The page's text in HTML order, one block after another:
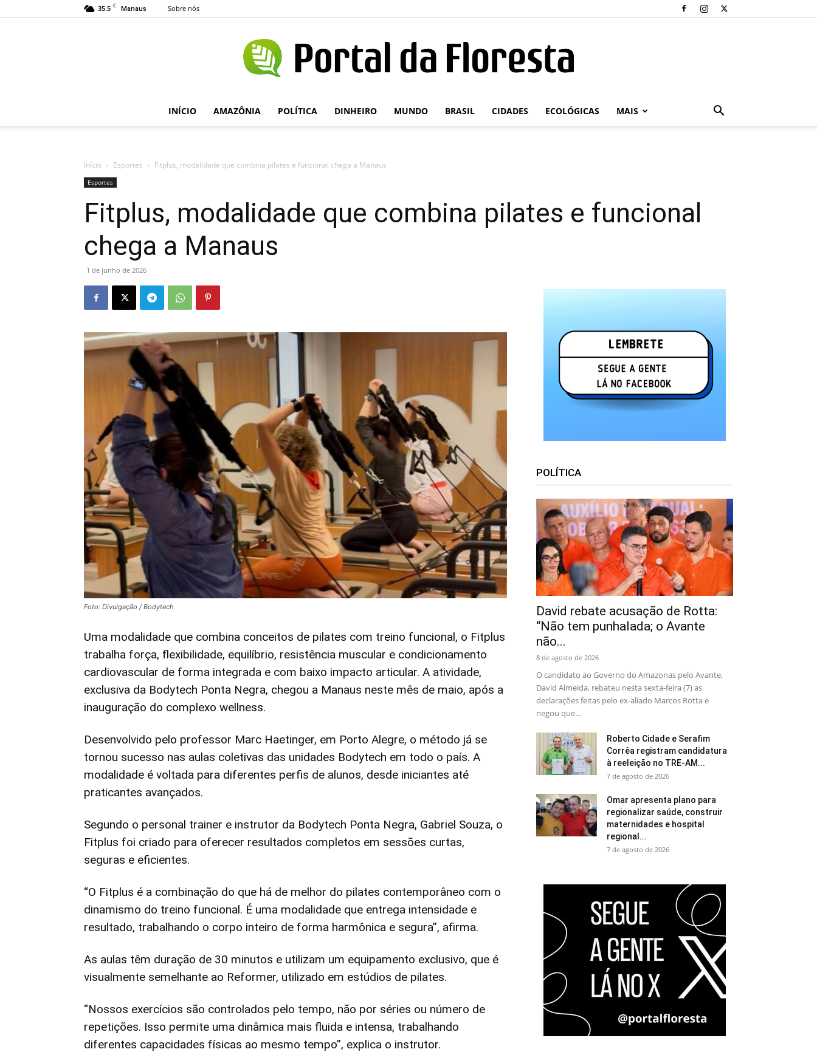
35.5 C Manaus Sobre nós
Portal
INÍCIO AMAZÔNIA POLÍTICA DINHEIRO MUNDO BRASIL CIDADES ECOLÓGICAS MAIS
Início Esportes Fitplus, modalidade que combina pilates e funcional chega a Manaus
Esportes
Fitplus, modalidade que combina pilates e funcional
chega a Manaus
1 de junho de 2026
Foto: Divulgação / Bodytech
Uma modalidade que combina conceitos de pilates com treino funcional, o Fitplus
trabalha força, flexibilidade, equilíbrio, resistência muscular e condicionamento
cardiovascular de forma integrada e com baixo impacto articular. A atividade,
exclusiva da Bodytech Ponta Negra, chegou a Manaus neste mês de maio, após a
inauguração do complexo wellness.
Desenvolvido pelo professor Marc Haetinger, em Porto Alegre, o método já se
tornou sucesso nas aulas coletivas das unidades Bodytech em todo o país. A
modalidade é voltada para diferentes perfis de alunos, desde iniciantes até
praticantes avançados.
Segundo o personal trainer e instrutor da Bodytech Ponta Negra, Gabriel Souza, o
Fitplus foi criado para oferecer resultados completos em sessões curtas,
seguras e eficientes.
“O Fitplus é a combinação do que há de melhor do pilates contemporâneo com o
dinamismo do treino funcional. É uma modalidade que entrega intensidade e
resultado, trabalhando o corpo inteiro de forma harmônica e segura”, afirma.
As aulas têm duração de 30 minutos e utilizam um equipamento exclusivo, que é
visualmente semelhante ao Reformer, utilizado em estúdios de pilates.
“Nossos exercícios são controlados pelo tempo, não por séries ou número de
repetições. Isso permite uma dinâmica mais fluida e intensa, trabalhando
diferentes capacidades físicas ao mesmo tempo”, explica o instrutor.
POLÍTICA
David rebate acusação de Rotta:
“Não tem punhalada; o Avante
não...
8 de agosto de 2026
O candidato ao Governo do Amazonas pelo Avante,
David Almeida, rebateu nesta sexta-feira (7) as
declarações feitas pelo ex-aliado Marcos Rotta e
negou que...
Roberto Cidade e Serafim
Corrêa registram candidatura
à reeleição no TRE-AM...
7 de agosto de 2026
Omar apresenta plano para
regionalizar saúde, construir
maternidades e hospital
regional...
7 de agosto de 2026